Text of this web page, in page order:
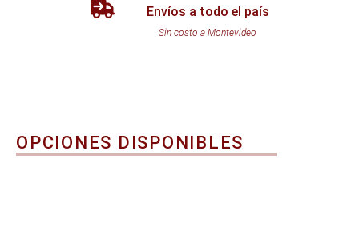
Envíos a todo el país
Sin costo a Montevideo
OPCIONES DISPONIBLES